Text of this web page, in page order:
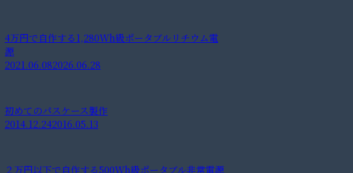
4万円で自作する1,280Wh級ポータブルリチウム電
源
2021.06.082026.06.28
初めてのパスケース製作
2014.12.242016.05.13
２万円以下で自作する500Wh級ポータブル非常電源